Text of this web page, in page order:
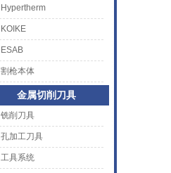
Hypertherm
KOIKE
ESAB
割枪本体
金属切削刀具
铣削刀具
孔加工刀具
工具系统
AMADA阿玛达喷嘴